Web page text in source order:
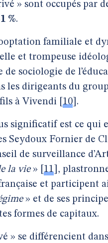
» sont occupés par
%.
familiale et
et trompeuse
de sociologie de
les dirigeants du
à Vivendi 10 .
significatif est ce qui
Seydoux Fornier de
de surveillance
la vie» 11 ,
et participent
» et de ses
formes de capitaux.
» se différencient